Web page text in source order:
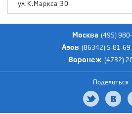
ул.К.Маркса 30
Москва (495)
Азов (86342) 5-81-
Воронеж (4732)
Поделиться